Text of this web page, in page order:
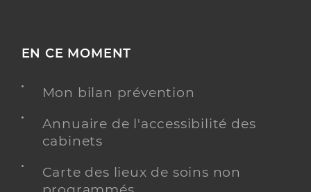
EN CE MOMENT
Mon bilan prévention
Annuaire de l'accessibilité des
cabinets
Carte des lieux de soins non